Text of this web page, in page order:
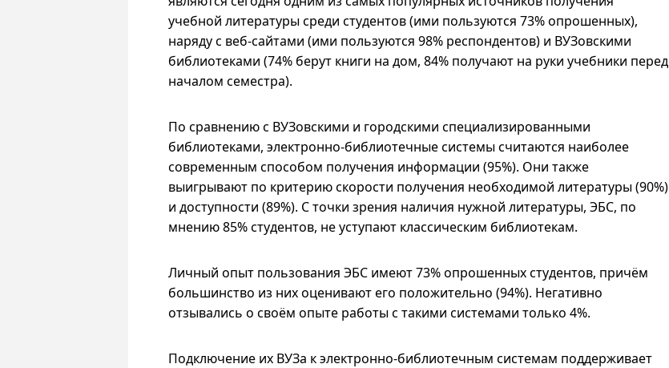
учебной литературы среди студентов (ими пользуются 73% опрошенных),
наряду с веб-сайтами (ими пользуются 98% респондентов) и ВУЗовскими
библиотеками (74% берут книги на дом, 84% получают на руки учебники перед
началом семестра).
По сравнению с ВУЗовскими и городскими специализированными
библиотеками, электронно-библиотечные системы считаются наиболее
современным способом получения информации (95%). Они также
выигрывают по критерию скорости получения необходимой литературы (90%)
и доступности (89%). С точки зрения наличия нужной литературы, ЭБС, по
мнению 85% студентов, не уступают классическим библиотекам.
Личный опыт пользования ЭБС имеют 73% опрошенных студентов, причём
большинство из них оценивают его положительно (94%). Негативно
отзывались о своём опыте работы с такими системами только 4%.
Подключение их ВУЗа к электронно-библиотечным системам поддерживает